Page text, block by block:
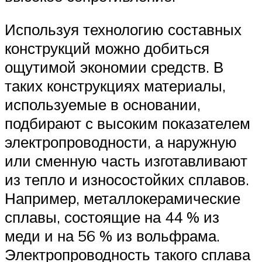
Используя технологию составных
конструкций можно добиться
ощутимой экономии средств. В
таких конструкциях материалы,
используемые в основании,
подбирают с высоким показателем
электропроводности, а наружную
или сменную часть изготавливают
из тепло и износостойких сплавов.
Например, металлокерамические
сплавы, состоящие на 44 % из
меди и на 56 % из вольфрама.
Электропроводность такого сплава